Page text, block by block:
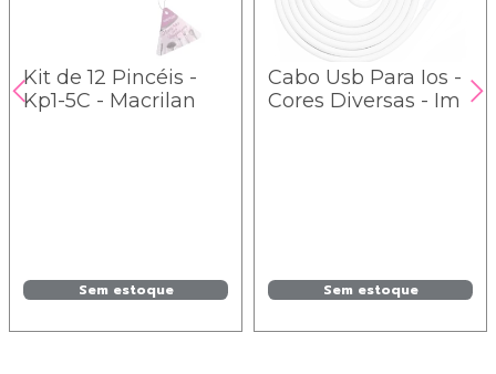
Kit de 12 Pincéis -
Kp1-5C - Macrilan
Sem estoque
Cabo Usb Para Ios -
Cores Diversas - Im
Sem estoque